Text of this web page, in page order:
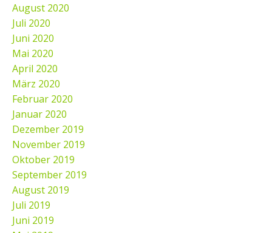
August 2020
Juli 2020
Juni 2020
Mai 2020
April 2020
März 2020
Februar 2020
Januar 2020
Dezember 2019
November 2019
Oktober 2019
September 2019
August 2019
Juli 2019
Juni 2019